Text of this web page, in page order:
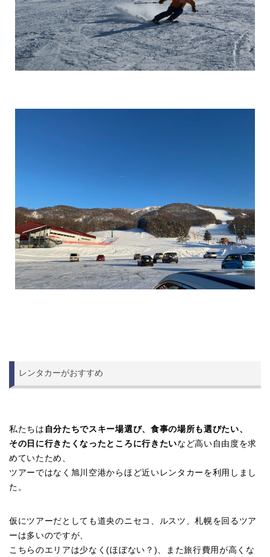
レンタカーがおすすめ
私たちは 自分たちでスキー場選び、食事の場所も選びたい、
その日に行きたくなったところに行きたいなど高い自由度を求
めていたため、
ツアーではなく旭川空港からほど近いレンタカーを利用しまし
た。
仮にツアーだとしても道央のニセコ、ルスツ、札幌を回るツア
ーは多いのですが、
こちらのエリアは少なく(ほぼない？)、また旅行費用が高くな